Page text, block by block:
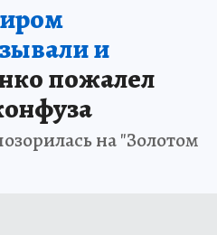
и
пожалел
на "Золотом